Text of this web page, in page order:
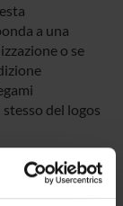
a una
o se
del logos